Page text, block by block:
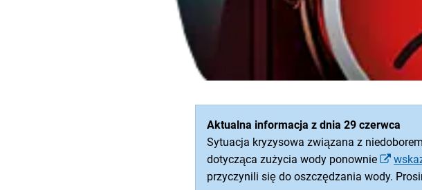
Aktualna informacja z dnia 29 czerwca
Sytuacja kryzysowa związana z
dotycząca zużycia wody ponownie
przyczynili się do oszczędzania wody.